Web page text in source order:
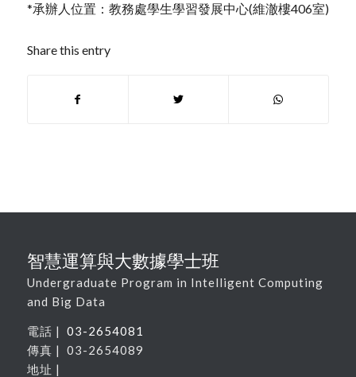
*承辦人位置：教務處學生學習發展中心(維澈樓406室)
Share this entry
智慧運算與大數據學士班
Undergraduate Program in Intelligent Computing
and Big Data
電話 | 03-2654081
傳真 | 03-2654089
地址 |